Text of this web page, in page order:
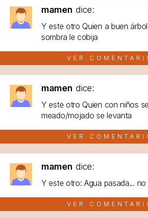
mamen dice:
Y este otro Quien a buen
sombra le cobija
VER
mamen dice:
Y este otro Quien con niños
meado/mojado se levanta
VER
mamen dice:
Y este otro: Agua pasada...
VER